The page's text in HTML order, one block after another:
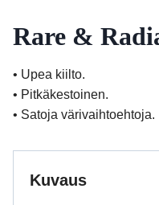
Rare &
• Upea kiilto.
• Pitkäkestoinen.
• Satoja värivaihtoehtoja.
Kuvaus